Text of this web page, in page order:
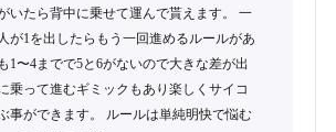
いたら背中に乗せて運んで貰えます。 一
が1を出したらもう一回進めるルールがあ
1〜4までで5と6がないので大きな差が出
乗って進むギミックもあり楽しくサイコ
事ができます。 ルールは単純明快で悩む